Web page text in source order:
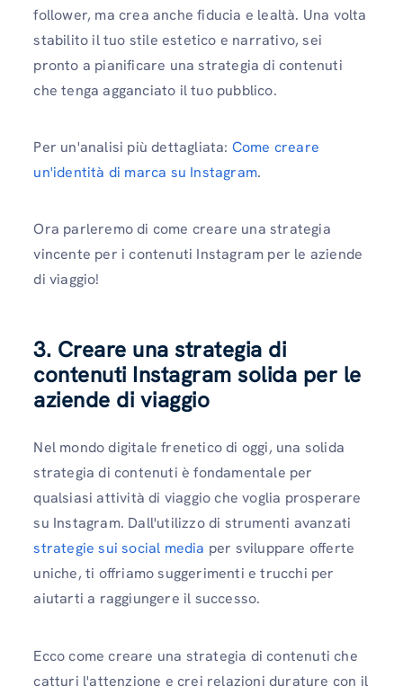
follower, ma crea anche fiducia e lealtà. Una volta
stabilito il tuo stile estetico e narrativo, sei
pronto a pianificare una strategia di contenuti
che tenga agganciato il tuo pubblico.
Per un'analisi più dettagliata: Come creare
un'identità di marca su Instagram.
Ora parleremo di come creare una strategia
vincente per i contenuti Instagram per le aziende
di viaggio!
3. Creare una strategia di
contenuti Instagram solida per le
aziende di viaggio
Nel mondo digitale frenetico di oggi, una solida
strategia di contenuti è fondamentale per
qualsiasi attività di viaggio che voglia prosperare
su Instagram. Dall'utilizzo di strumenti avanzati
strategie sui social media per sviluppare offerte
uniche, ti offriamo suggerimenti e trucchi per
aiutarti a raggiungere il successo.
Ecco come creare una strategia di contenuti che
catturi l'attenzione e crei relazioni durature con il